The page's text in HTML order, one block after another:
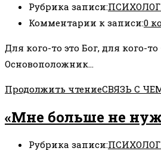
Рубрика записи:
Комментарии к записи:0
Для кого-то это Бог, для кого-
Основоположник…
Продолжить чтениеСВЯЗЬ С
«Мне больше не
Рубрика записи: